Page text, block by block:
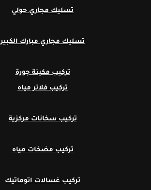
تسليك مجاري حولي
تسليك مجاري مبارك الكبير
تركيب مكينة جورة
تركيب فلاتر مياه
تركيب سخانات مركزية
تركيب مضخات مياه
تركيب غسالات اتوماتيك